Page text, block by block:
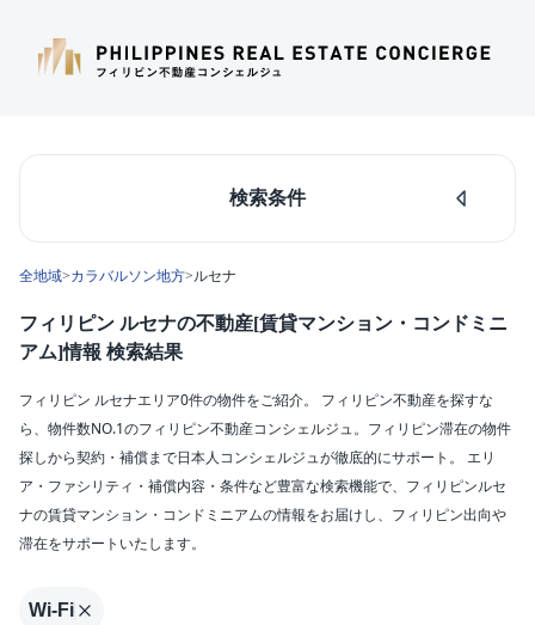
検索条件
マカティ
タギッグ
ケソンシティ
ダパオ
セブシティ
カラバルソン
エリア
ルセナ(0)
エリアの変更
全地域>カラバルソン地方>ルセナ
フィリピン ルセナの不動産[賃貸マンション・コンドミニ
アム]情報 検索結果
フィリピン ルセナエリア0件の物件をご紹介。 フィリピン不動産を探すな
ら、物件数NO.1のフィリピン不動産コンシェルジュ。フィリピン滞在の物件
探しから契約・補償まで日本人コンシェルジュが徹底的にサポート。 エリ
ア・ファシリティ・補償内容・条件など豊富な検索機能で、フィリピンルセ
ナの賃貸マンション・コンドミニアムの情報をお届けし、フィリピン出向や
滞在をサポートいたします。
Wi-Fi